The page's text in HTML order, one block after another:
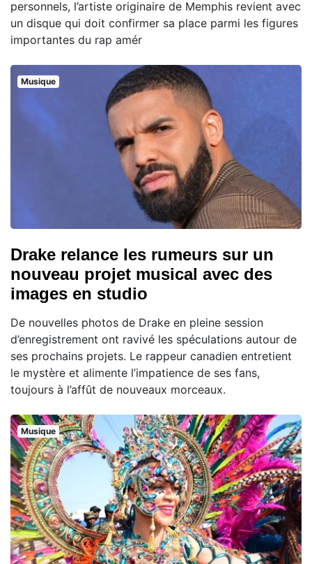
personnels, l’artiste originaire de Memphis revient avec
un disque qui doit confirmer sa place parmi les figures
importantes du rap amér
Musique
Drake relance les rumeurs sur un
nouveau projet musical avec des
images en studio
De nouvelles photos de Drake en pleine session
d’enregistrement ont ravivé les spéculations autour de
ses prochains projets. Le rappeur canadien entretient
le mystère et alimente l’impatience de ses fans,
toujours à l’affût de nouveaux morceaux.
Musique